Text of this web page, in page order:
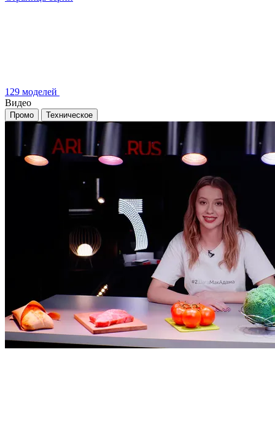
129 моделей
Видео
Промо Техническое